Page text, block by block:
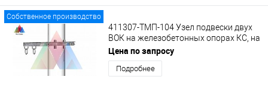
Собственное производство
411307-ТМП-104 Узел подвески двух
ВОК на железобетонных опорах КС, на
кронштейне с кольцами.
Цена по запросу
Подробнее